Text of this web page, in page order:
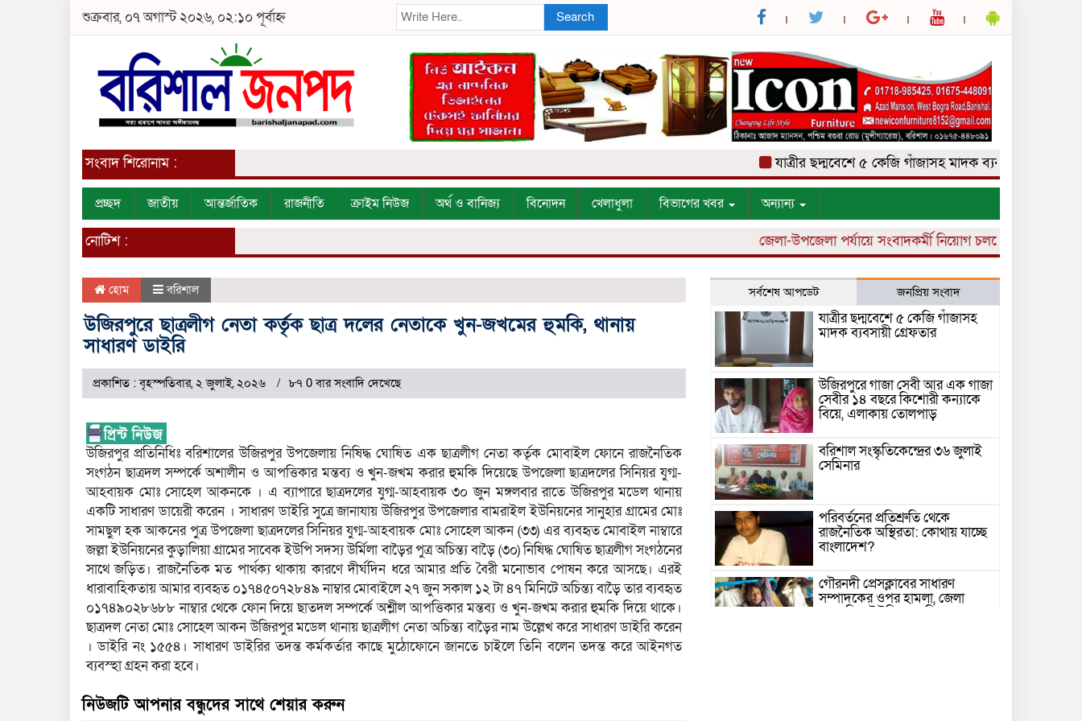
শুক্রবার, ০৭ অগাস্ট ২০২৬, ০২:১০ পূর্বাহ্ন Search
সংবাদ শিরোনাম : যাত্রীর ছদ্মবেশে ৫ কেজি গাঁজাসহ মাদক ব্যবসায়ী গ্রেফতার
প্রচ্ছদ জাতীয় আন্তর্জাতিক রাজনীতি ক্রাইম নিউজ অর্থ ও বানিজ্য বিনোদন খেলাধুলা বিভাগের খবর অন্যান্য
নোটিশ : জেলা-উপজেলা পর্যায়ে সংবাদকর্মী নিয়োগ চলছে।
হোম বরিশাল
উজিরপুরে ছাত্রলীগ নেতা কর্তৃক ছাত্র দলের নেতাকে খুন-জখমের হুমকি, থানায়
সাধারণ ডাইরি
প্রকাশিত : বৃহস্পতিবার, ২ জুলাই, ২০২৬ ৮৭ 0 বার সংবাদি দেখেছে
উজিরপুর প্রতিনিধিঃ বরিশালের উজিরপুর উপজেলায় নিষিদ্ধ ঘোষিত এক ছাত্রলীগ নেতা কর্তৃক মোবাইল ফোনে রাজনৈতিক
সংগঠন ছাত্রদল সম্পর্কে অশালীন ও আপত্তিকার মন্তব্য ও খুন-জখম করার হুমকি দিয়েছে উপজেলা ছাত্রদলের সিনিয়র যুগ্ম-
আহবায়ক মোঃ সোহেল আকনকে । এ ব্যাপারে ছাত্রদলের যুগ্ম-আহবায়ক ৩০ জুন মঙ্গলবার রাতে উজিরপুর মডেল থানায়
একটি সাধারণ ডায়েরী করেন । সাধারণ ডাইরি সুত্রে জানাযায় উজিরপুর উপজেলার বামরাইল ইউনিয়নের সানুহার গ্রামের মোঃ
সামছুল হক আকনের পুত্র উপজেলা ছাত্রদলের সিনিয়র যুগ্ম-আহবায়ক মোঃ সোহেল আকন (৩৩) এর ব্যবহৃত মোবাইল নাম্বারে
জল্লা ইউনিয়নের কুড়ালিয়া গ্রামের সাবেক ইউপি সদস্য উর্মিলা বাড়ৈর পুত্র অচিন্ত্য বাড়ৈ (৩০) নিষিদ্ধ ঘোষিত ছাত্রলীগ সংগঠনের
সাথে জড়িত। রাজনৈতিক মত পার্থক্য থাকায় কারণে দীর্ঘদিন ধরে আমার প্রতি বৈরী মনোভাব পোষন করে আসছে। এরই
ধারাবাহিকতায় আমার ব্যবহৃত ০১৭৪৫০৭২৮৪৯ নাম্বার মোবাইলে ২৭ জুন সকাল ১২ টা ৪৭ মিনিটে অচিন্ত্য বাড়ৈ তার ব্যবহৃত
০১৭৪৯০২৮৬৮৮ নাম্বার থেকে ফোন দিয়ে ছাতদল সম্পর্কে অশ্লীল আপত্তিকার মন্তব্য ও খুন-জখম করার হুমকি দিয়ে থাকে।
ছাত্রদল নেতা মোঃ সোহেল আকন উজিরপুর মডেল থানায় ছাত্রলীগ নেতা অচিন্ত্য বাড়ৈর নাম উল্লেখ করে সাধারণ ডাইরি করেন
। ডাইরি নং ১৫৫৪। সাধারণ ডাইরির তদন্ত কর্মকর্তার কাছে মুঠোফোনে জানতে চাইলে তিনি বলেন তদন্ত করে আইনগত
ব্যবস্হা গ্রহন করা হবে।
নিউজটি আপনার বন্ধুদের সাথে শেয়ার করুন
সর্বশেষ আপডেট জনপ্রিয় সংবাদ
যাত্রীর ছদ্মবেশে ৫ কেজি গাঁজাসহ
মাদক ব্যবসায়ী গ্রেফতার
উজিরপুরে গাজা সেবী আর এক গাজা
সেবীর ১৪ বছরে কিশোরী কন্যাকে
বিয়ে, এলাকায় তোলপাড়
বরিশাল সংস্কৃতিকেন্দ্রের ৩৬ জুলাই
সেমিনার
পরিবর্তনের প্রতিশ্রুতি থেকে
রাজনৈতিক অস্থিরতা: কোথায় যাচ্ছে
বাংলাদেশ?
গৌরনদী প্রেসক্লাবের সাধারণ
সম্পাদকের ওপর হামলা, জেলা
সাংবাদিক ইউনিয়নের নিন্দা